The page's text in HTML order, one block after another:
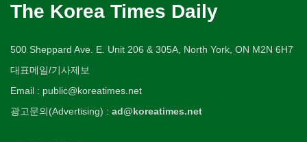
The Korea Times Daily
500 Sheppard Ave. E. Unit 206 & 305A, North York, ON M2N 6H7
대표메일/기사제보
Email : public@koreatimes.net
광고문의(Advertising) : ad@koreatimes.net